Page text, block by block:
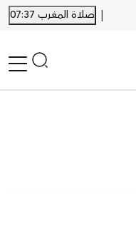
| صلاة المغرب 07:37